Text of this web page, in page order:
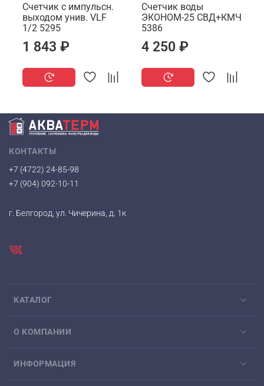
Счетчик с импульсн.
выходом унив. VLF
1/2 5295
1 843 ₽
Счетчик воды
ЭКОНОМ-25 СВД+КМЧ
5386
4 250 ₽
КАТАЛОГ
О КОМПАНИИ
ИНФОРМАЦИЯ
КОНТАКТЫ
+7 (4722) 24-85-98
+7 (904) 092-10-11
г. Белгород, ул. Чичерина, д. 1к